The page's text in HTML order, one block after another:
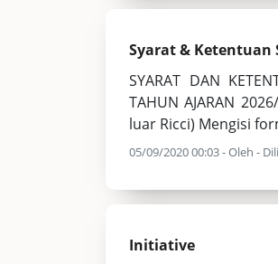
Syarat & Ketentuan
SYARAT DAN
TAHUN AJARAN
luar Ricci) Mengisi
05/09/2020 00:03 - Oleh -
Initiative